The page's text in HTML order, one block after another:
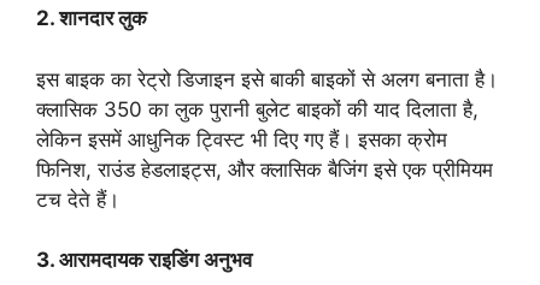
2. शानदार लुक
इस बाइक का रेट्रो डिजाइन इसे बाकी बाइकों से अलग बनाता है।
क्लासिक 350 का लुक पुरानी बुलेट बाइकों की याद दिलाता है,
लेकिन इसमें आधुनिक ट्विस्ट भी दिए गए हैं। इसका क्रोम
फिनिश, राउंड हेडलाइट्स, और क्लासिक बैजिंग इसे एक प्रीमियम
टच देते हैं।
3. आरामदायक राइडिंग अनुभव